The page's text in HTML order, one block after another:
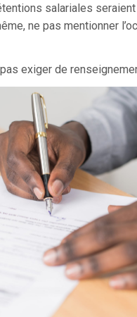
salariales
ne pas mentionner
exiger de